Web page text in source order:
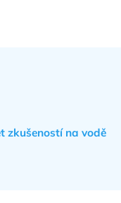
zkušeností na vodě